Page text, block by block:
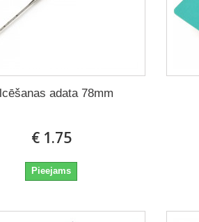
adata 78mm
€ 1.75
Pieejams